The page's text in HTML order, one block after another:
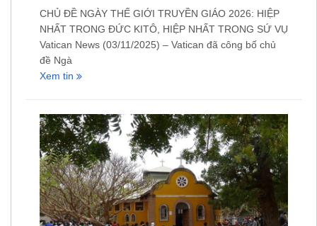
CHỦ ĐỀ NGÀY THẾ GIỚI TRUYỀN GIÁO 2026: HIỆP
NHẤT TRONG ĐỨC KITÔ, HIỆP NHẤT TRONG SỨ VỤ
Vatican News (03/11/2025) – Vatican đã công bố chủ
đề Ngà
Xem tin